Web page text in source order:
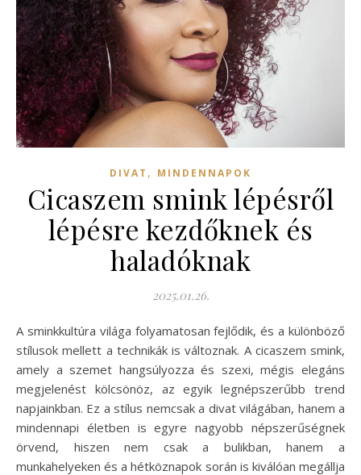
DIVAT , MINDENNAPOK
Cicaszem smink lépésről
lépésre kezdőknek és
haladóknak
2025.01.26.
A sminkkultúra világa folyamatosan fejlődik, és a különböző
stílusok mellett a technikák is változnak. A cicaszem smink,
amely a szemet hangsúlyozza és szexi, mégis elegáns
megjelenést kölcsönöz, az egyik legnépszerűbb trend
napjainkban. Ez a stílus nemcsak a divat világában, hanem a
mindennapi életben is egyre nagyobb népszerűségnek
örvend, hiszen nem csak a bulikban, hanem a
munkahelyeken és a hétköznapok során is kiválóan megállja